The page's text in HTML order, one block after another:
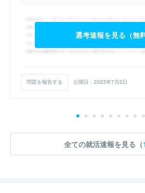
選考速報を見る（無
問題を報告する 公開日：2023年7月2日
全ての就活速報を見る（